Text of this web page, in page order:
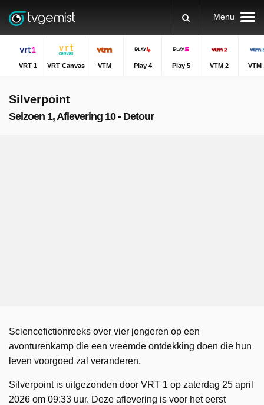
Menu
VRT 1 VRT Canvas VTM Play 4 Play 5 VTM 2 VTM
Silverpoint
Seizoen 1, Aflevering 10 - Detour
Sciencefictionreeks over vier jongeren op een
avonturenkamp die een vreemde ontdekking doen die hun
leven voorgoed zal veranderen.
Silverpoint is uitgezonden door VRT 1 op zaterdag 25 april
2026 om 09:33 uur. Deze aflevering is voor het eerst